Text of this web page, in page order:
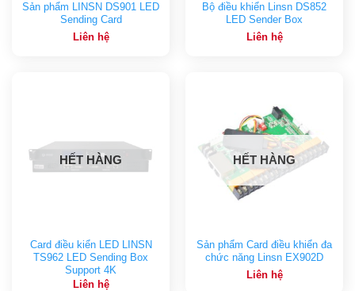
Sản phẩm LINSN DS901 LED
Sending Card
Liên hệ
Bộ điều khiển Linsn DS852
LED Sender Box
Liên hệ
HẾT HÀNG
Card điều kiển LED LINSN
TS962 LED Sending Box
Support 4K
Liên hệ
HẾT HÀNG
Sản phẩm Card điều khiển đa
chức năng Linsn EX902D
Liên hệ